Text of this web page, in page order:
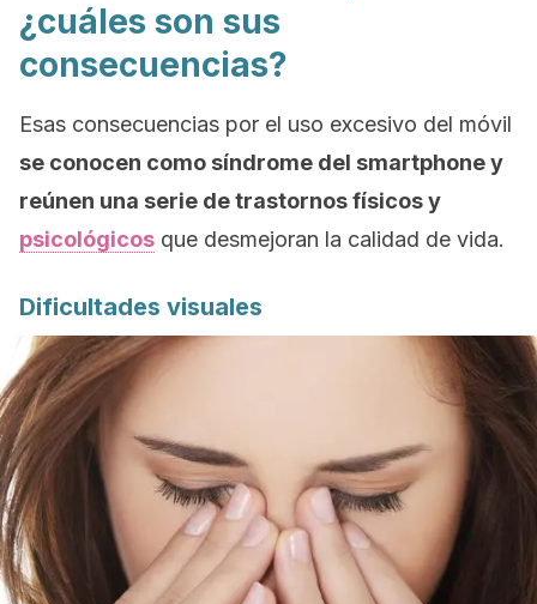
¿cuáles son sus
consecuencias?
Esas consecuencias por el uso excesivo del móvil
se conocen como síndrome del smartphoney
reúnen una serie de trastornos físicos y
psicológicos que desmejoran la calidad de vida.
Dificultades visuales